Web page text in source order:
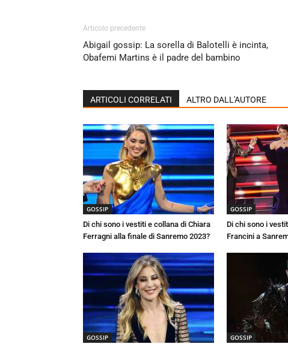
Articolo precedente
Abigail gossip: La sorella di Balotelli è incinta,
Obafemi Martins è il padre del bambino
ARTICOLI CORRELATI ALTRO DALL'AUTORE
GOSSIP
Di chi sono i vestiti e collana di Chiara
Ferragni alla finale di Sanremo 2023?
GOSSIP
Di chi sono i
Francini a
GOSSIP GOSSIP